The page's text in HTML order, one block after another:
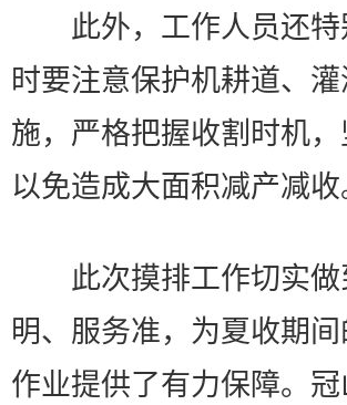
此外，工作人员还特
时要注意保护机耕道、
施，严格把握收割时机，
以免造成大面积减产减收
此次摸排工作切实做
明、服务准，为夏收期
作业提供了有力保障。